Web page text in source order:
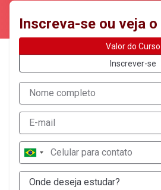
Inscreva-se ou veja
Valor do Curso
Inscrever-se
Onde deseja estudar?